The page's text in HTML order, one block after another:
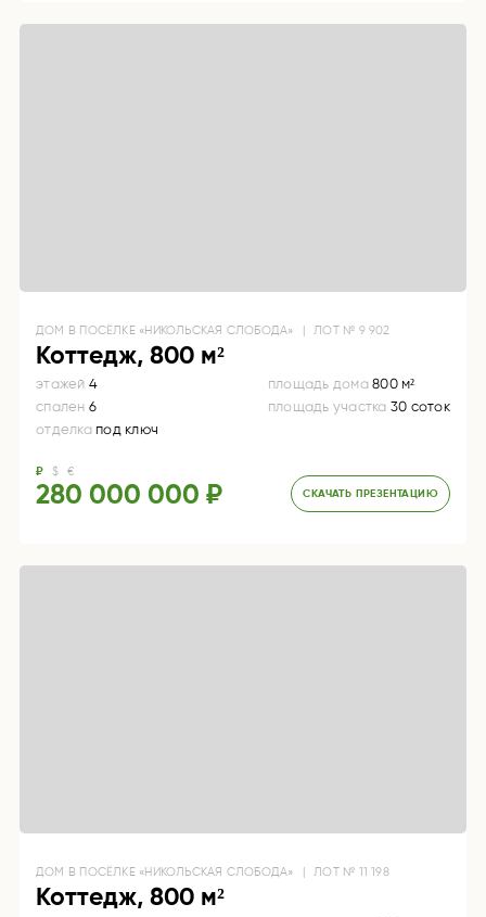
ДОМ В ПОСЁЛКЕ «НИКОЛЬСКАЯ СЛОБОДА» ЛОТ № 9 902
Коттедж, 800 м²
этажей 4
спален 6
отделка под ключ
площадь дома 800 м²
площадь участка 30 соток
₽ $ €
280 000 000 ₽ СКАЧАТЬ ПРЕЗЕНТАЦИЮ
ДОМ В ПОСЁЛКЕ «НИКОЛЬСКАЯ СЛОБОДА» ЛОТ № 11 198
Коттедж, 800 м²